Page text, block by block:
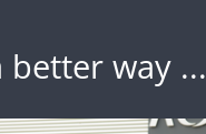
better way ...